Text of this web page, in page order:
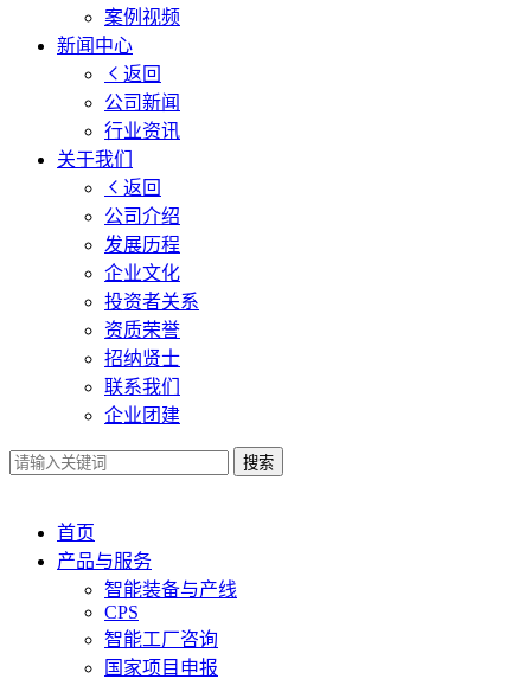
案例视频
新闻中心
返回
公司新闻
行业资讯
关于我们
返回
公司介绍
发展历程
企业文化
投资者关系
资质荣誉
招纳贤士
联系我们
企业团建
搜索
首页
产品与服务
智能装备与产线
CPS
智能工厂咨询
国家项目申报